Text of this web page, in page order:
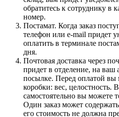
обратитесь к сотруднику в
номер.
Постамат. Когда заказ
телефон или e-mail придет
оплатить в терминале
дня.
Почтовая доставка через
придет в отделение, на ваш
посылке. Перед оплатой вы
коробки: вес, целостность.
самостоятельно вы можете
Один заказ может
его стоимость не должна